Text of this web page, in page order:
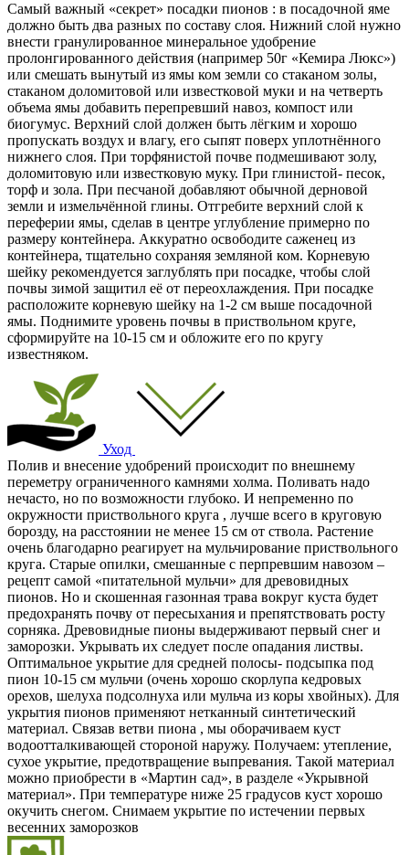
Самый важный «секрет» посадки пионов : в посадочной яме
должно быть два разных по составу слоя. Нижний слой нужно
внести гранулированное минеральное удобрение
пролонгированного действия (например 50г «Кемира Люкс»)
или смешать вынутый из ямы ком земли со стаканом золы,
стаканом доломитовой или известковой муки и на четверть
объема ямы добавить перепревший навоз, компост или
биогумус. Верхний слой должен быть лёгким и хорошо
пропускать воздух и влагу, его сыпят поверх уплотнённого
нижнего слоя. При торфянистой почве подмешивают золу,
доломитовую или известковую муку. При глинистой- песок,
торф и зола. При песчаной добавляют обычной дерновой
земли и измельчённой глины. Отгребите верхний слой к
переферии ямы, сделав в центре углубление примерно по
размеру контейнера. Аккуратно освободите саженец из
контейнера, тщательно сохраняя земляной ком. Корневую
шейку рекомендуется заглублять при посадке, чтобы слой
почвы зимой защитил её от переохлаждения. При посадке
расположите корневую шейку на 1-2 см выше посадочной
ямы. Поднимите уровень почвы в приствольном круге,
сформируйте на 10-15 см и обложите его по кругу
известняком.
Уход
Полив и внесение удобрений происходит по внешнему
переметру ограниченного камнями холма. Поливать надо
нечасто, но по возможности глубоко. И непременно по
окружности приствольного круга , лучше всего в круговую
борозду, на расстоянии не менее 15 см от ствола. Растение
очень благодарно реагирует на мульчирование приствольного
круга. Старые опилки, смешанные с перпревшим навозом –
рецепт самой «питательной мульчи» для древовидных
пионов. Но и скошенная газонная трава вокруг куста будет
предохранять почву от пересыхания и препятствовать росту
сорняка. Древовидные пионы выдерживают первый снег и
заморозки. Укрывать их следует после опадания листвы.
Оптимальное укрытие для средней полосы- подсыпка под
пион 10-15 см мульчи (очень хорошо скорлупа кедровых
орехов, шелуха подсолнуха или мульча из коры хвойных). Для
укрытия пионов применяют нетканный синтетический
материал. Связав ветви пиона , мы оборачиваем куст
водоотталкивающей стороной наружу. Получаем: утепление,
сухое укрытие, предотвращение выпревания. Такой материал
можно приобрести в «Мартин сад», в разделе «Укрывной
материал». При температуре ниже 25 градусов куст хорошо
окучить снегом. Снимаем укрытие по истечении первых
весенних заморозков